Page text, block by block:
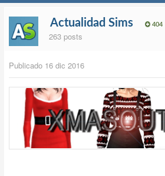
Actualidad Sims 404
263 posts
Publicado 16 dic 2016